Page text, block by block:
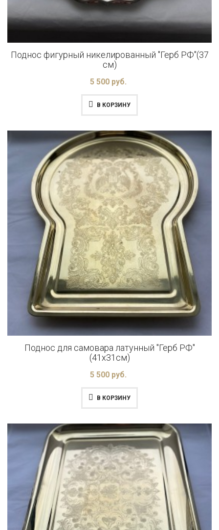
Поднос фигурный никелированный "Герб РФ"(37
см)
5 500 руб.
В КОРЗИНУ
Поднос для самовара латунный "Герб РФ"
(41x31см)
5 500 руб.
В КОРЗИНУ